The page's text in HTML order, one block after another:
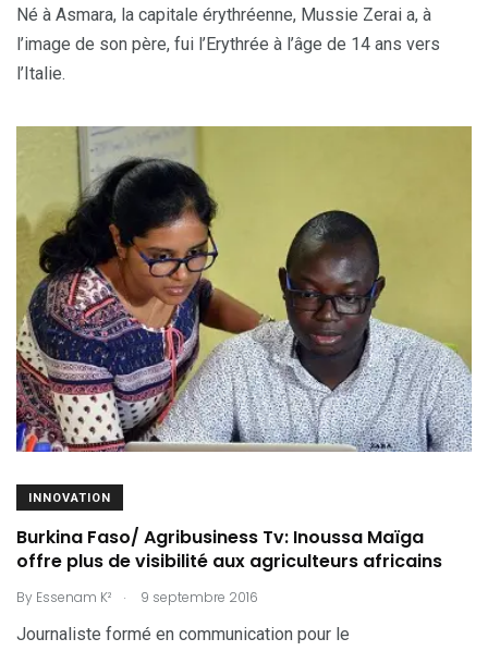
Né à Asmara, la capitale érythréenne, Mussie Zerai a, à
l’image de son père, fui l’Erythrée à l’âge de 14 ans vers
l’Italie.
INNOVATION
Burkina Faso/ Agribusiness Tv: Inoussa Maïga
offre plus de visibilité aux agriculteurs africains
By Essenam K² . 9 septembre 2016
Journaliste formé en communication pour le